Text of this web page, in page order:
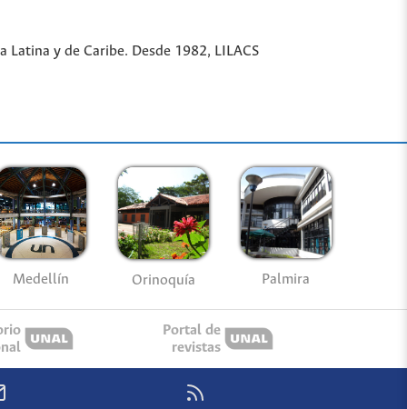
y de Caribe. Desde 1982, LILACS
Medellín Orinoquía Palmira
Portal de
revistas